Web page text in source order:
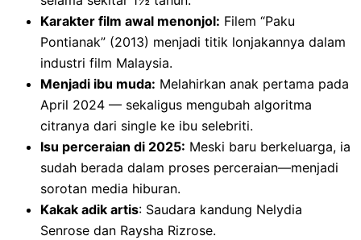
Karakter film awal menonjol: Filem “Paku
Pontianak” (2013) menjadi titik lonjakannya dalam
industri film Malaysia.
Menjadi ibu muda: Melahirkan anak pertama pada
April 2024 — sekaligus mengubah algoritma
citranya dari single ke ibu selebriti.
Isu perceraian di 2025: Meski baru berkeluarga, ia
sudah berada dalam proses perceraian—menjadi
sorotan media hiburan.
Kakak adik artis: Saudara kandung Nelydia
Senrose dan Raysha Rizrose.